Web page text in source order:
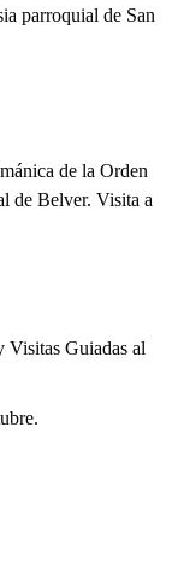
parroquial de San
de la Orden
de Belver. Visita a
Guiadas al